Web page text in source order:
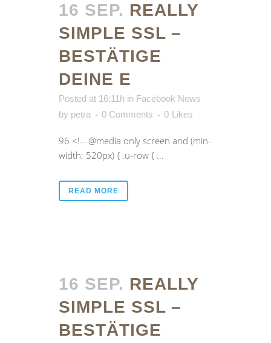
16 SEP. REALLY
SIMPLE SSL –
BESTÄTIGE
DEINE E
Posted at 16:11h in Facebook News
by petra 0 Comments 0 Likes
96 <!-- @media only screen and (min-
width: 520px) { .u-row { ...
READ MORE
16 SEP. REALLY
SIMPLE SSL –
BESTÄTIGE